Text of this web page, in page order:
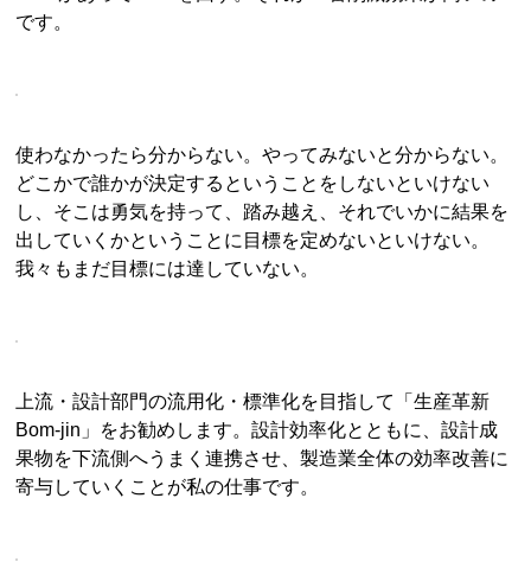
です。
使わなかったら分からない。やってみないと分からない。
どこかで誰かが決定するということをしないといけない
し、そこは勇気を持って、踏み越え、それでいかに結果を
出していくかということに目標を定めないといけない。
我々もまだ目標には達していない。
上流・設計部門の流用化・標準化を目指して「生産革新
Bom-jin」をお勧めします。設計効率化とともに、設計成
果物を下流側へうまく連携させ、製造業全体の効率改善に
寄与していくことが私の仕事です。